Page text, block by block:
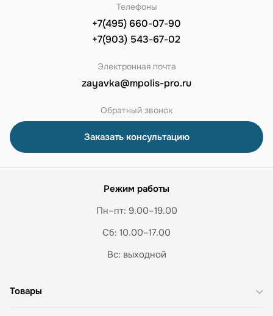
Телефоны
+7(495) 660-07-90
+7(903) 543-67-02
Электронная почта
zayavka@mpolis-pro.ru
Обратный звонок
Заказать консультацию
Режим работы
Пн–пт: 9.00–19.00
Сб: 10.00–17.00
Вс: выходной
Товары